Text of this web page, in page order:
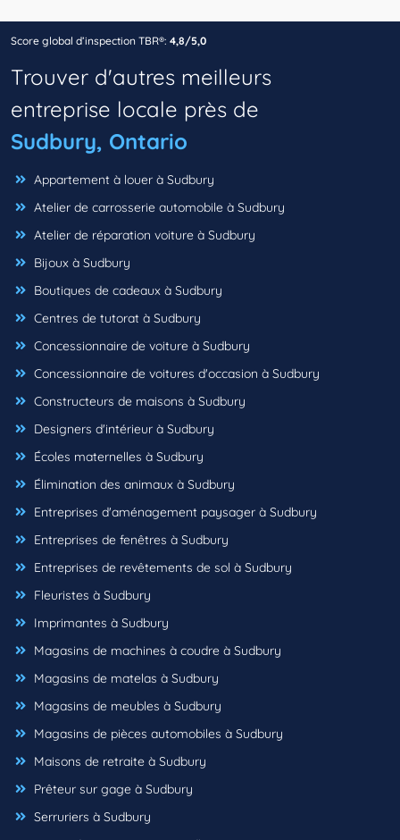
Score global d’inspection TBR®: 4,8/5,0
Trouver d'autres meilleurs
entreprise locale près de
Sudbury, Ontario
Appartement à louer à Sudbury
Atelier de carrosserie automobile à Sudbury
Atelier de réparation voiture à Sudbury
Bijoux à Sudbury
Boutiques de cadeaux à Sudbury
Centres de tutorat à Sudbury
Concessionnaire de voiture à Sudbury
Concessionnaire de voitures d'occasion à Sudbury
Constructeurs de maisons à Sudbury
Designers d'intérieur à Sudbury
Écoles maternelles à Sudbury
Élimination des animaux à Sudbury
Entreprises d'aménagement paysager à Sudbury
Entreprises de fenêtres à Sudbury
Entreprises de revêtements de sol à Sudbury
Fleuristes à Sudbury
Imprimantes à Sudbury
Magasins de machines à coudre à Sudbury
Magasins de matelas à Sudbury
Magasins de meubles à Sudbury
Magasins de pièces automobiles à Sudbury
Maisons de retraite à Sudbury
Prêteur sur gage à Sudbury
Serruriers à Sudbury